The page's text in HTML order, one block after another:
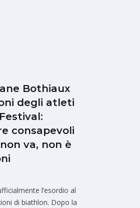
Bothiaux
degli atleti
consapevoli
va, non è
l’esordio al
di biathlon. Dopo la